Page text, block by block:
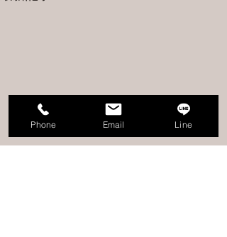
Phone Email Line